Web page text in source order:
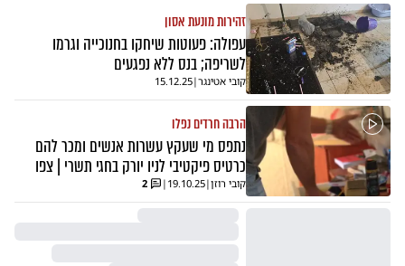
זהירות מונעת אסון
עפולה: פעוטות שיחקו בחנוכייה וגרמו
לשריפה; בנס ללא נפגעים
קובי אטינגר|
15.12.25
הרבה חרדים נפלו
נתפס מי שעקץ עשרות אנשים ומכר להם
כרטיס פיקטיבי לניו יורק בחגי תשרי | צפו
קובי רוזן|
19.10.25
|
2